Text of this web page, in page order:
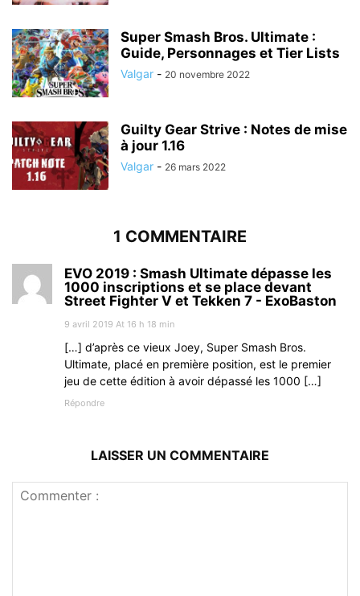
Super Smash Bros. Ultimate :
Guide, Personnages et Tier Lists
Valgar - 20 novembre 2022
Guilty Gear Strive : Notes de mise
à jour 1.16
Valgar - 26 mars 2022
1 COMMENTAIRE
EVO 2019 : Smash Ultimate dépasse les
1000 inscriptions et se place devant
Street Fighter V et Tekken 7 - ExoBaston
9 avril 2019 At 16 h 18 min
[…] d’après ce vieux Joey, Super Smash Bros.
Ultimate, placé en première position, est le premier
jeu de cette édition à avoir dépassé les 1000 […]
Répondre
LAISSER UN COMMENTAIRE